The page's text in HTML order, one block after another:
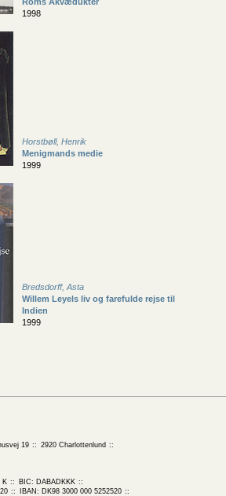
1998
Horstbøll, Henrik
Menigmands medie
1999
Bredsdorff, Asta
Willem Leyels liv og farefulde rejse til
Indien
1999
19
2920 Charlottenlund
K
BIC: DABADKKK
IBAN: DK98 3000 000 5252520